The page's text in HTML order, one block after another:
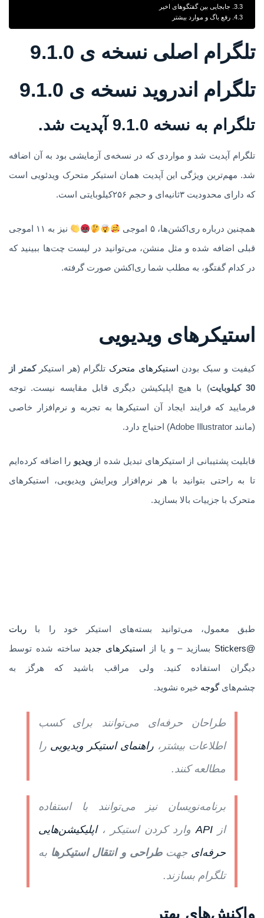
جابجایی بین گفتگوهای اخیر
رفع باگ و موارد بیشتر
تلگرام اصلی نسخه ی 9.1.0
تلگرام اندروید نسخه ی 9.1.0
تلگرام به نسخه 9.1.0 آپدیت شد.
تلگرام آپدیت شد و مواردی که در نسخه‌ی آزمایشی بود به آن اضافه
شد. مهم‌ترین ویژگی این آپدیت همان استیکر متحرک ویدئویی است
که دارای محدودیت ۳ثانیه‌ای و حجم ۲۵۶کیلوبایتی است.
همچنین درباره ری‌اکشن‌ها، ۵ اموجی
نیز به ۱۱ اموجی
قبلی اضافه شده و مثل منشن، می‌توانید در لیست چت‌ها ببینید که
در کدام گفتگو، به مطلب شما ری‌اکشن صورت گرفته.
استیکرهای ویدیویی
کیفیت و سبک بودن استیکرهای متحرک تلگرام (هر استیکرکمتر از
30 کیلوبایت
) با هیچ اپلیکیشن دیگری قابل مقایسه نیست. توجه
فرمایید که فرایند ایجاد آن استیکرها به تجربه و نرم‌افزار خاصی
(مانند Adobe Illustrator) احتیاج دارد.
قابلیت پشتیبانی از استیکرهای تبدیل شده ازویدیو را اضافه کرده‌ایم
تا به راحتی بتوانید با هر نرم‌افزار ویرایش ویدیویی، استیکرهای
متحرک با جزییات بالا بسازید.
طبق معمول، می‌توانید بسته‌های استیکر خود را با ربات
@Stickers
بسازید – و یا از استیکرهای جدید ساخته شده توسط
دیگران استفاده کنید. ولی مراقب باشید که هرگز به
چشم‌هایگوجه خیره نشوید.
طراحان حرفه‌ای می‌توانند برای کسب
اطلاعات بیشتر، راهنمای استیکر ویدیویی را
مطالعه کنند.
برنامه‌نویسان نیز می‌توانند با استفاده
از APIوارد کردن استیکر ،اپلیکیشن‌هایی
حرفه‌ای جهتطراحی و انتقال استیکرها به
تلگرام بسازند.
واکنش‌های بهتر